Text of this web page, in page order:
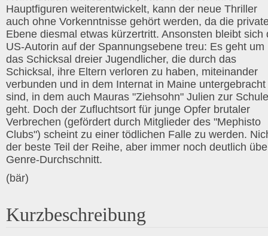
Hauptfiguren weiterentwickelt, kann der neue Thriller
auch ohne Vorkenntnisse gehört werden, da die
Ebene diesmal etwas kürzertritt. Ansonsten bleibt sich
US-Autorin auf der Spannungsebene treu: Es geht um
das Schicksal dreier Jugendlicher, die durch das
Schicksal, ihre Eltern verloren zu haben, miteinander
verbunden und in dem Internat in Maine untergebracht
sind, in dem auch Mauras "Ziehsohn" Julien zur Schule
geht. Doch der Zufluchtsort für junge Opfer brutaler
Verbrechen (gefördert durch Mitglieder des "Mephisto
Clubs") scheint zu einer tödlichen Falle zu werden.
der beste Teil der Reihe, aber immer noch deutlich
Genre-Durchschnitt.
(bär)
Kurzbeschreibung